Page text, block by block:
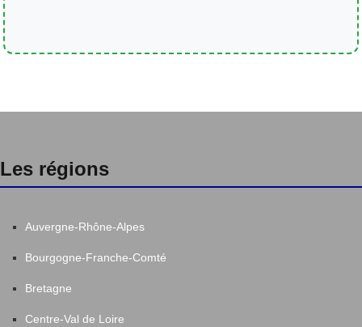
Les régions
Auvergne-Rhône-Alpes
Bourgogne-Franche-Comté
Bretagne
Centre-Val de Loire